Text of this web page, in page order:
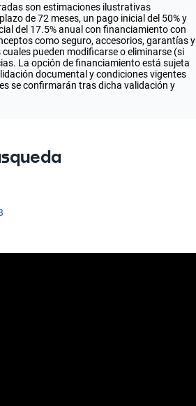
son estimaciones ilustrativas
de 72 meses, un pago inicial del 50% y
del 17.5% anual con financiamiento con
como seguro, accesorios, garantías y
pueden modificarse o eliminarse (si
La opción de financiamiento está sujeta
documental y condiciones vigentes
se confirmarán tras dicha validación y